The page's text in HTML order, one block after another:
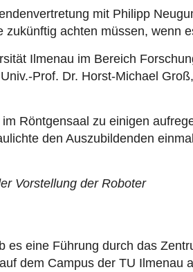
mit Philipp
achten müssen, wenn
Ilmenau im Bereich
Prof. Dr. Horst-Michael
Röntgensaal zu einigen
den Auszubildenden
Vorstellung der Roboter
eine Führung durch das
dem Campus der TU Ilmenau